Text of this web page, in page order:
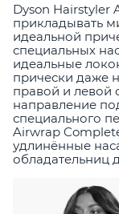
Dyson Hairstyler
прикладывать
идеальной
специальных
идеальные
прически даже
правой и левой
направление
специального
Airwrap
удлинённые
обладательниц